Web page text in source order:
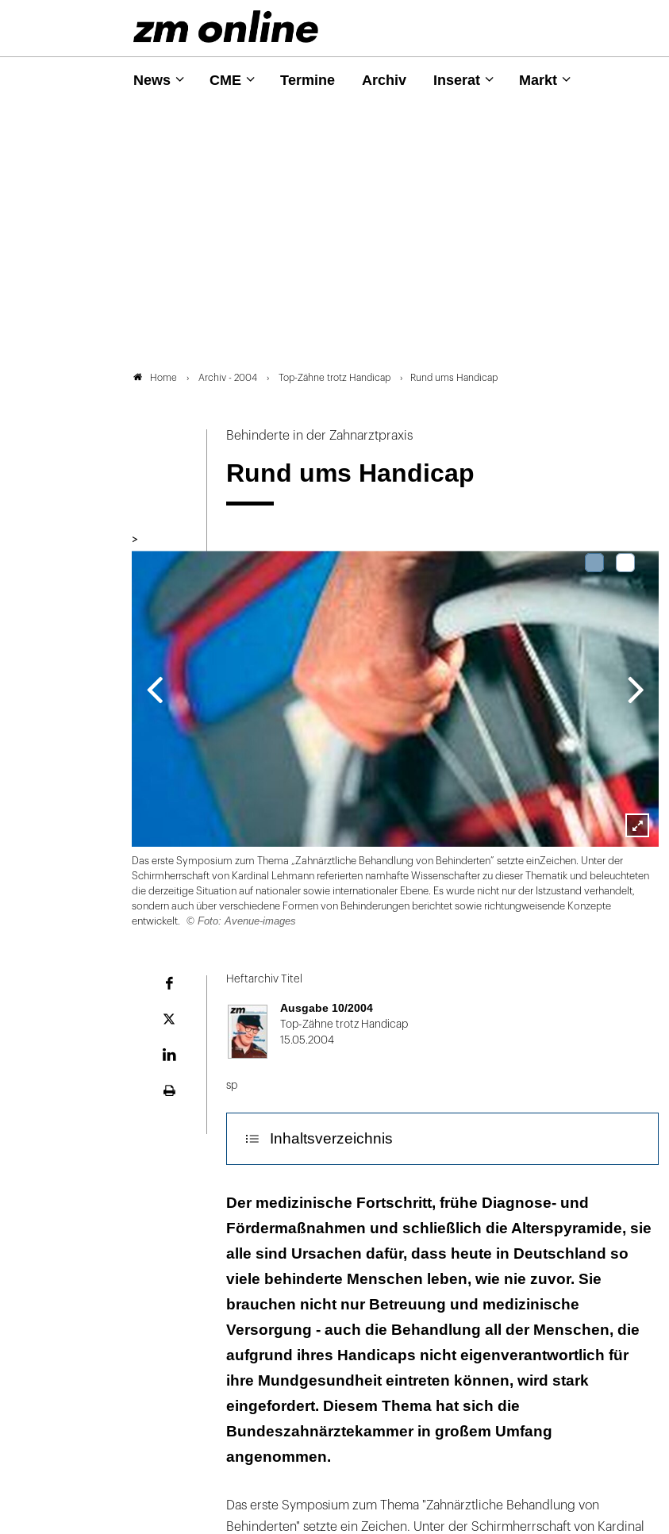
News CME Termine Archiv Inserat Markt
Home Archiv - 2004 Top-Zähne trotz Handicap Rund ums Handicap
Behinderte in der Zahnarztpraxis
Rund ums Handicap
>
Lightbox
Das erste Symposium zum Thema „Zahnärztliche Behandlung von Behinderten” setzte einZeichen. Unter der
Schirmherrschaft von Kardinal Lehmann referierten namhafte Wissenschafter zu dieser Thematik und beleuchteten
die derzeitige Situation auf nationaler sowie internationaler Ebene. Es wurde nicht nur der Istzustand verhandelt,
sondern auch über verschiedene Formen von Behinderungen berichtet sowie richtungweisende Konzepte
entwickelt.
© Foto: Avenue-images
Plattform
Heftarchiv Titel
Ausgabe 10/2004
Top-Zähne trotz Handicap
15.05.2004
sp
Inhaltsverzeichnis
BZÄK packt das Problem am Schopf
Konkrete Solidarität und Verantwortung gefordert
Organisation, Aufwand, hohe Kosten ...viel Wärme
Witten-Herdecke lehrt die Behandlung Behinderter
Packen wir es an
Der medizinische Fortschritt, frühe Diagnose- und
Fördermaßnahmen und schließlich die Alterspyramide, sie
alle sind Ursachen dafür, dass heute in Deutschland so
viele behinderte Menschen leben, wie nie zuvor. Sie
brauchen nicht nur Betreuung und medizinische
Versorgung - auch die Behandlung all der Menschen, die
aufgrund ihres Handicaps nicht eigenverantwortlich für
ihre Mundgesundheit eintreten können, wird stark
eingefordert. Diesem Thema hat sich die
Bundeszahnärztekammer in großem Umfang
angenommen.
Das erste Symposium zum Thema "Zahnärztliche Behandlung von
Behinderten" setzte ein Zeichen. Unter der Schirmherrschaft von Kardinal